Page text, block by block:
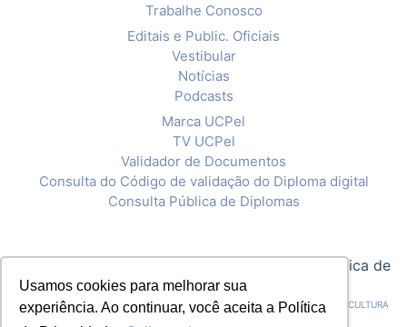
Usamos cookies para melhorar sua
experiência. Ao continuar, você aceita a Política
Trabalhe Conosco
Editais e Public. Oficiais
Vestibular
Notícias
Podcasts
Marca UCPel
TV UCPel
Validador de Documentos
Consulta do Código de validação do Diploma digital
Consulta Pública de Diplomas
Política de
Privacidade
CNPJ: 92.238.914/0001-03 - ASSOCIAÇÃO PELOTENSE DE ASSISTÊNCIA E CULTURA